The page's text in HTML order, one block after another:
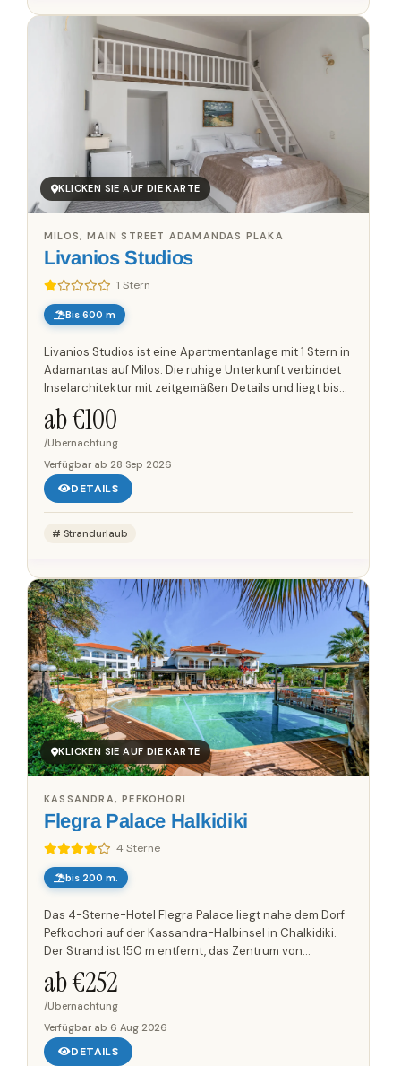
KLICKEN SIE AUF DIE KARTE
Livanios Studios
1 Stern
MILOS, MAIN STREET ADAMANDAS PLAKA
Bis 600 m
Livanios Studios ist eine Apartmentanlage mit 1 Stern in
Adamantas auf Milos. Die ruhige Unterkunft verbindet
Inselarchitektur mit zeitgemäßen Details und liegt bis
zu 600 m vom Strand entfernt. So erreichen Gäste
die...
ab €100
/Übernachtung
Verfügbar ab 28 Sep 2026
DETAILS
Strandurlaub
KLICKEN SIE AUF DIE KARTE
Flegra Palace Halkidiki
4 Sterne
KASSANDRA, PEFKOHORI
bis 200 m.
Das 4-Sterne-Hotel Flegra Palace liegt nahe dem Dorf
Pefkochori auf der Kassandra-Halbinsel in Chalkidiki.
Der Strand ist 150 m entfernt, das Zentrum von
Pefkochori erreichen Sie nach 500 m. Eine
Bushaltestelle befindet...
ab €252
/Übernachtung
Verfügbar ab 6 Aug 2026
DETAILS